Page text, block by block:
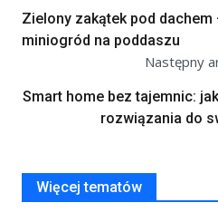
Zielony zakątek pod
miniogród na poddaszu
Następny
Smart home bez tajemnic:
rozwiązania do
Więcej tematów